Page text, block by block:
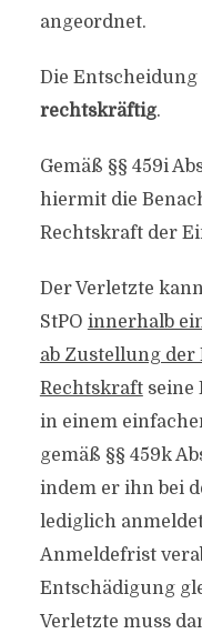
angeordnet.
Die Entscheidung
rechtskräftig.
Gemäß §§ 459i
hiermit die
Rechtskraft der
Der Verletzte
StPO innerhalb
ab Zustellung
Rechtskraftseine
in einem
gemäß §§ 459k
indem er ihn bei
lediglich
Anmeldefrist
Entschädigung
Verletzte muss